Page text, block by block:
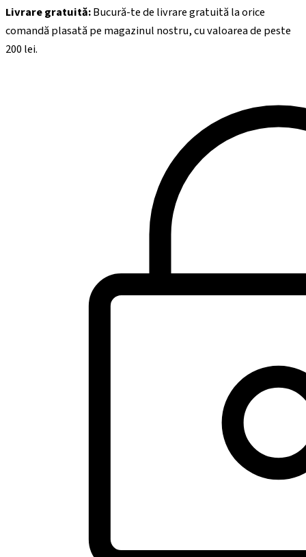
Livrare gratuită:Bucură-te de livrare gratuită la orice
comandă plasată pe magazinul nostru, cu valoarea de peste
200 lei.